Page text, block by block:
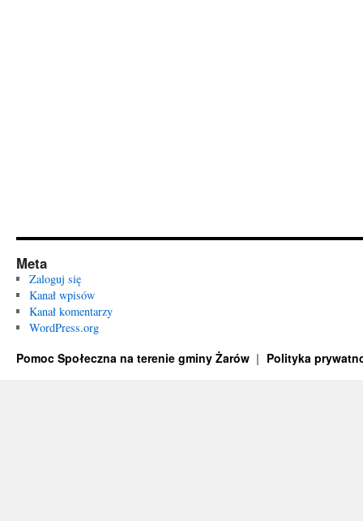
Meta
Zaloguj się
Kanał wpisów
Kanał komentarzy
WordPress.org
Pomoc Społeczna na terenie gminy Żarów Polityka